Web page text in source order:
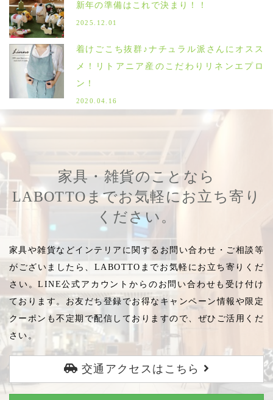
新年の準備はこれで決まり！！
2025.12.01
着けごこち抜群♪ナチュラル派さんにオスス
メ！リトアニア産のこだわりリネンエプロ
ン！
2020.04.16
家具・雑貨のことなら
LABOTTOまでお気軽にお立ち寄り
ください。
家具や雑貨などインテリアに関するお問い合わせ・ご相談等
がございましたら、LABOTTOまでお気軽にお立ち寄りくだ
さい。LINE公式アカウントからのお問い合わせも受け付け
ております。お友だち登録でお得なキャンペーン情報や限定
クーポンも不定期で配信しておりますので、ぜひご活用くだ
さい。
交通アクセスはこちら